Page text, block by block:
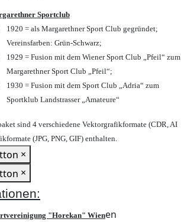
Sportclub
1920 = als Margarethner Sport Club gegründet;
Vereinsfarben: Grün-Schwarz;
1929 = Fusion mit dem Wiener Sport Club „Pfeil“ zum
Margarethner Sport Club „Pfeil“;
1930 = Fusion mit dem Sport Club „Adria“ zum
Sportklub Landstrasser „Amateure“
sind 4 verschiedene Vektorgrafikformate (CDR, AI
(JPG, PNG, GIF) enthalten.
×
×
"Horekan" Wienen